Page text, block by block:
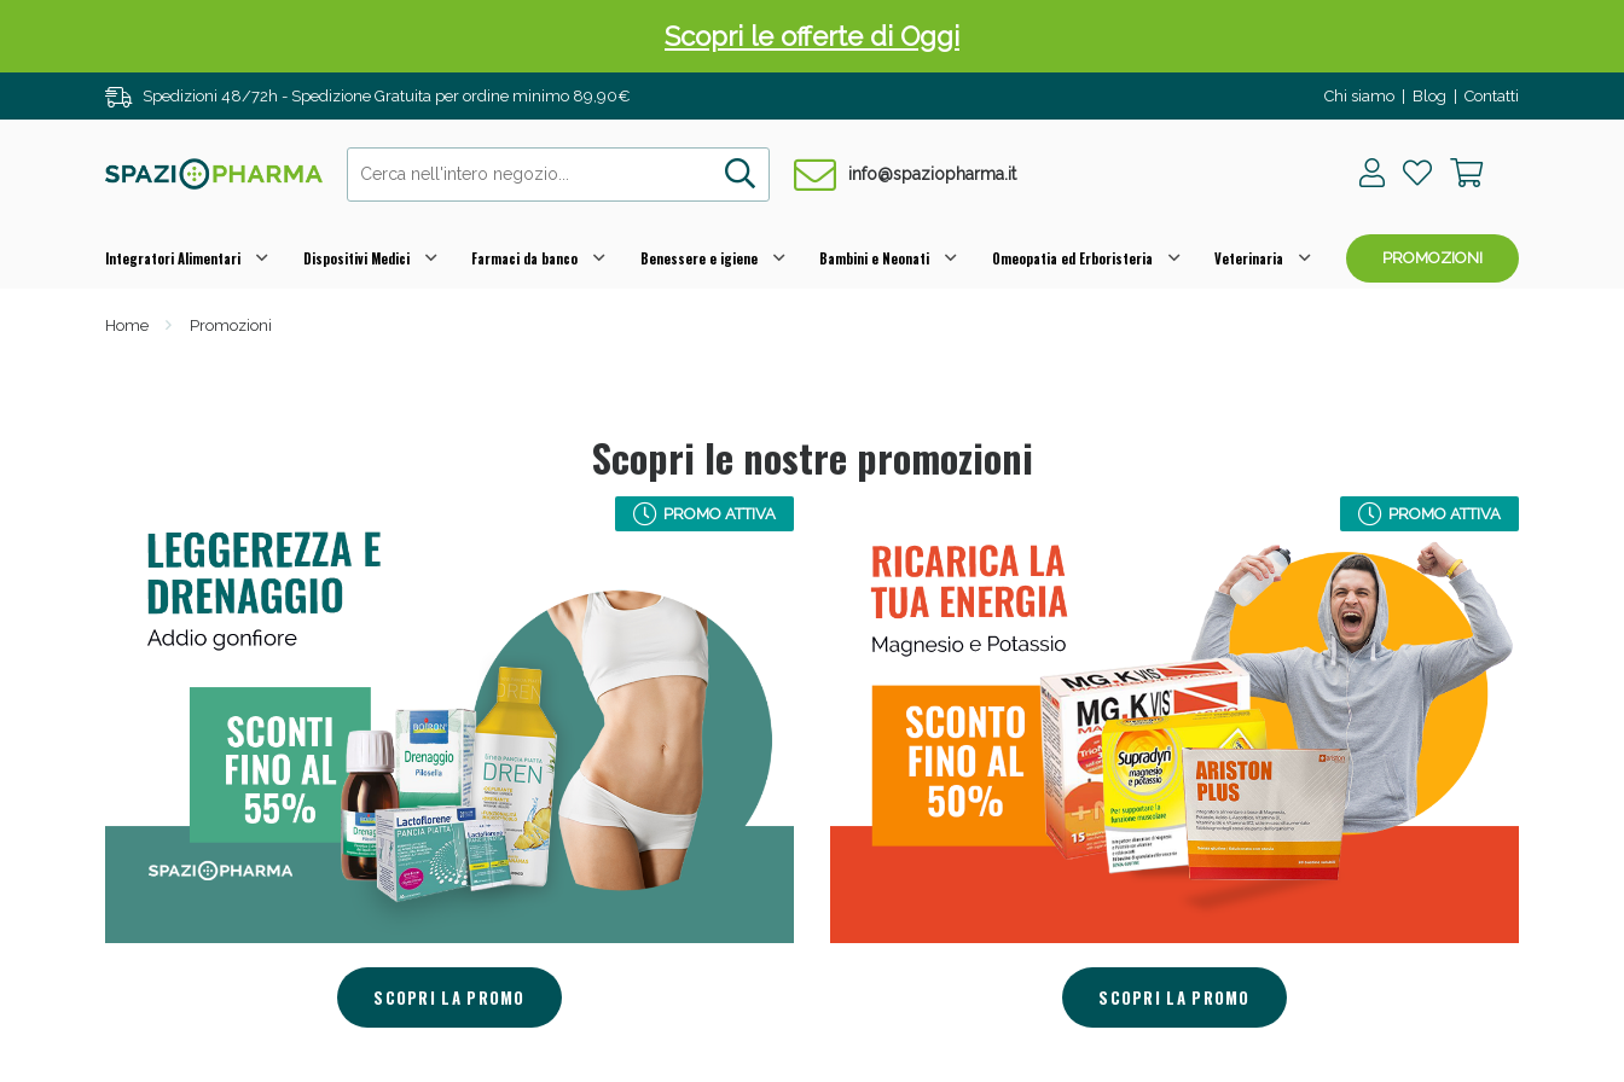
Spedizioni 48/72h - Spedizione Gratuita per ordine minimo 89,90€ Chi siamo Blog Contatti
info@spaziopharma.it
Integratori Alimentari Dispositivi Medici Farmaci da banco Benessere e igiene Bambini e Neonati Omeopatia ed Erboristeria Veterinaria PROMOZIONI
Home Promozioni
Scopri le nostre promozioni
PROMO ATTIVA
SCOPRI LA PROMO
PROMO ATTIVA
SCOPRI LA PROMO
Scopri le offerte di Oggi
Salini e Multivitaminici: oggi Sconto extra fino al 50%!